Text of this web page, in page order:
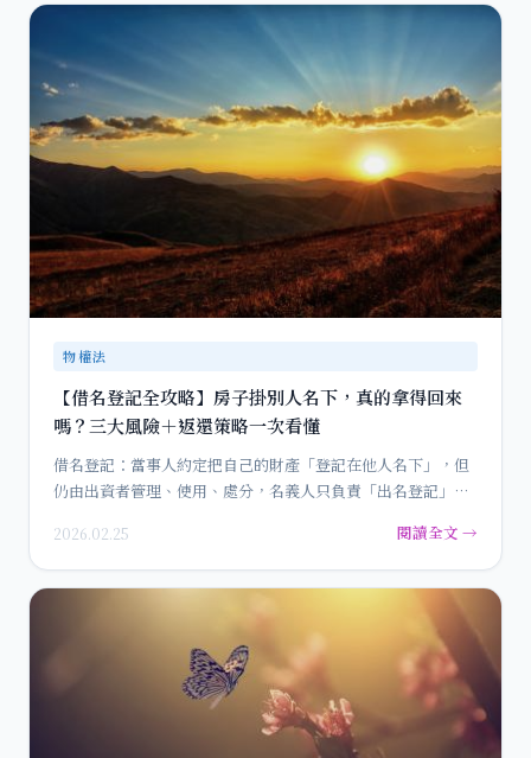
物權法
【借名登記全攻略】房子掛別人名下，真的拿得回來
嗎？三大風險＋返還策略一次看懂
借名登記：當事人約定把自己的財產「登記在他人名下」，但
仍由出資者管理、使用、處分，名義人只負責「出名登記」。
2026.02.25 閱讀全文 →